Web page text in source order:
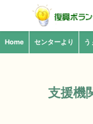
Home センターより う
支援機